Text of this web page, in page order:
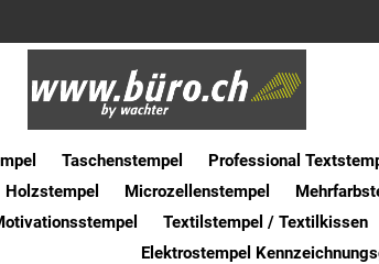
Taschenstempel Professional
Holzstempel
Microzellenstempel
Textilstempel / Textilkissen
Elektrostempel